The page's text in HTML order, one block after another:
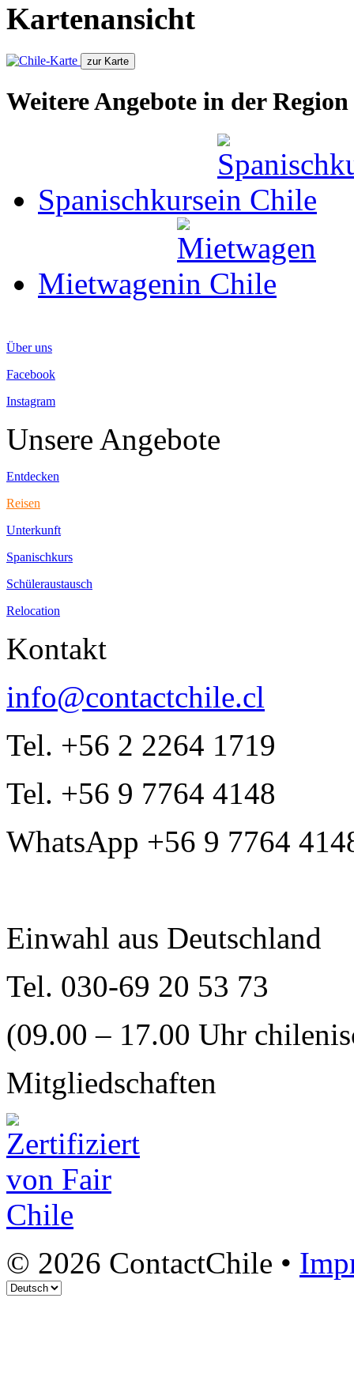
Kartenansicht
Weitere Angebote in der Region
Spanischkurse
Mietwagen
Über uns
Facebook
Instagram
Unsere Angebote
Entdecken
Reisen
Unterkunft
Spanischkurs
Schüleraustausch
Relocation
Kontakt
info@contactchile.cl
Tel. +56 2 2264 1719
Tel. +56 9 7764 4148
WhatsApp +56 9 7764
Einwahl aus Deutschland
Tel. 030-69 20 53 73
(09.00 – 17.00 Uhr
Mitgliedschaften
© 2026 ContactChile •